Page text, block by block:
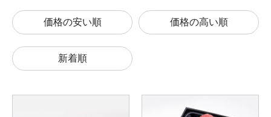
価格の安い順 価格の高い順
新着順